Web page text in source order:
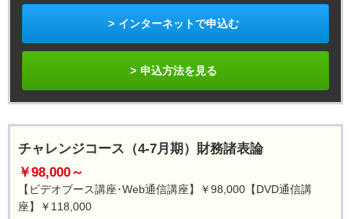
インターネットで申込む
申込方法を見る
チャレンジコース（4-7月期）財務諸表論
￥98,000～
【ビデオブース講座･Web通信講座】￥98,000【DVD通信講
座】￥118,000